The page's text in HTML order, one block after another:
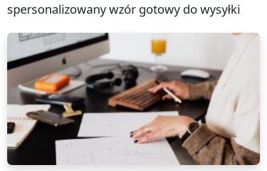
spersonalizowany wzór gotowy do wysyłki